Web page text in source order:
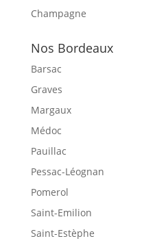
Champagne
Nos Bordeaux
Barsac
Graves
Margaux
Médoc
Pauillac
Pessac-Léognan
Pomerol
Saint-Emilion
Saint-Estèphe